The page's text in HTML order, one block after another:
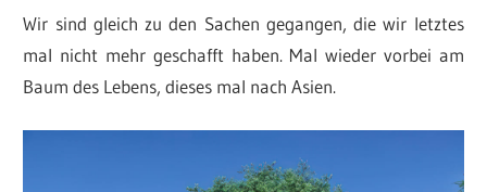
Wir sind gleich zu den Sachen gegangen, die wir letztes
mal nicht mehr geschafft haben. Mal wieder vorbei am
Baum des Lebens, dieses mal nach Asien.